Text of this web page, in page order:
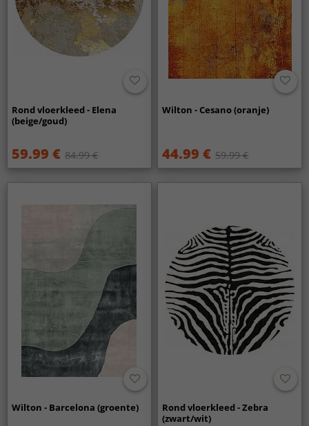
Rond vloerkleed - Elena
(beige/goud)
59.99 € 84.99 €
Wilton - Cesano (oranje)
44.99 € 59.99 €
Wilton - Barcelona (groente)
Rond vloerkleed - Zebra
(zwart/wit)